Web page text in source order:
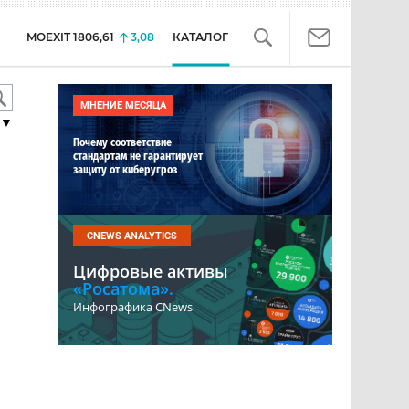
MOEXIT 1806,61 3,08 КАТАЛОГ
МНЕНИЕ МЕСЯЦА
Почему соответствие
стандартам не гарантирует
защиту от киберугроз
CNEWS ANALYTICS
Цифровые активы
«Росатома».
Инфографика CNews